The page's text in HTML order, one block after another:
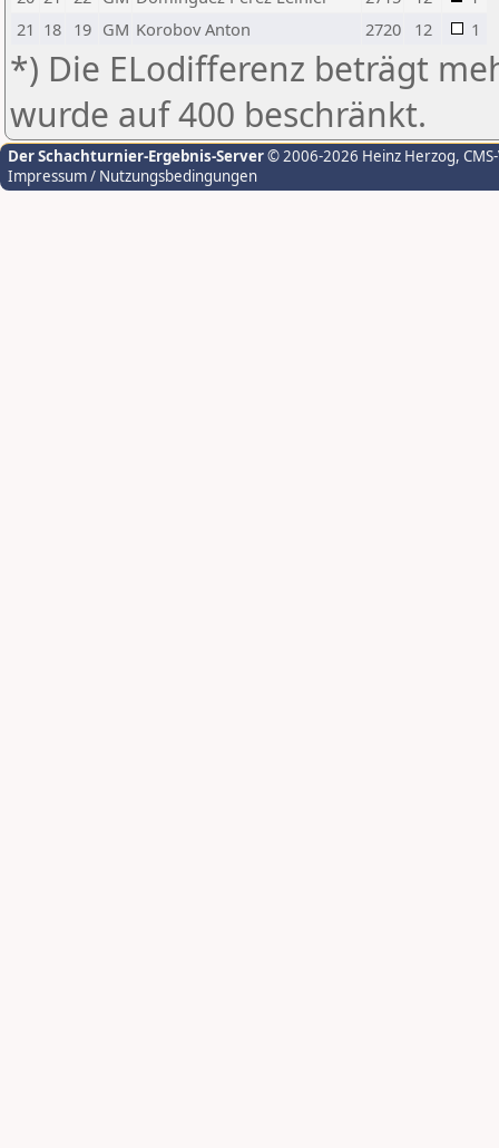
21 18 19 GM Korobov Anton 2720 12 1
*) Die ELodifferenz beträgt
wurde auf 400 beschränkt.
Der Schachturnier-Ergebnis-Server© 2006-2026 Heinz Herzog,
Impressum / Nutzungsbedingungen